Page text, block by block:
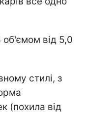
об'ємом від 5,0
стилі, з
(похила від